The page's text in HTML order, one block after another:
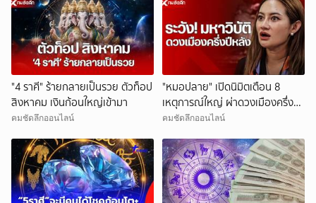
"4 ราศี" ร้ายกลายเป็นรวย ตัวท็อป
สิงหาคม เงินก้อนใหญ่เข้ามา
คมชัดลึกออนไลน์
"หมอปลาย" เปิดนิมิตเตือน 8
เหตุการณ์ใหญ่ ผ่าดวงเมืองครึ่งปี
หลัง
คมชัดลึกออนไลน์